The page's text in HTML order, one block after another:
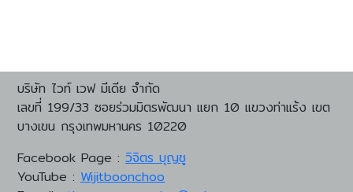
ก็ตาม จะไม่มีวิธีใด ที่ดีที่สุดและแย่ที่สุด แต่อาจจะมีวิธี ซึ่งเราทุก
คนสามารถไปถึงยังจุดหมายได้อย่างสมบูรณ์ การ
เสริม Active Sub-Woofer เข้าไปในระบบนั้น แรกเริ่มเดิมที มีผู้
ออกแบบผู้ผลิตลำโพงหลายบริษัท มีการนำเสนอ Active Sub-
ถ้วนมากยิ่งขึ้น ยกตัวอย่างให้เห็นได้ชัดเจนก็คือ
Rogers LS3/5A ที่มีการออกแบบ AB-3a ลำโพง Active
ในทุกวิธีการ ถ้าตราบใด เสียงที่ย่านความถี่ใดขาด
ไป ไม่สมจริง เราก็สามารถเติมเต็มได้ จะต้องมานั่งคิดว่า มัน
ผิดหรือถูก ไม่เหมือนคนอื่น เพื่ออะไรกัน เล่นเองก็ความสุขของ
ตนเองครับ ใครจะมาทุกข์หรือสุขแทนเราได้ หรือถ้ามัน
พอดีอยู่แล้ว ก็ไม่มีความจำเป็นต้องเสริมเข้าไปให้มันล้น หรือเกิน
จากความจริง สิ่งเหล่านี้ ต้องถามตัวเองมากกว่า
เครื่องเสียงด้วย เอาเร็ว เอาไวเข้าว่า บางคนถึงขนาด
ซื้อเครื่องเสียงโดยอนุมานเอาจากความนิยมในสื่อโซเชียล และมัก
จะเป็นผู้ที่บ่นว่าไม่ค่อยมีเวลามาฟังจริงเพื่อเลือกเครื่องเสียง
คือถ้าคุณไม่มีเวลา แล้วใครจะมีเวลาให้คุณ แล้วคุณจะ
ไม่ใช่การที่จะเอาชนะอะไรซักอย่างหนึ่ง เหมือนเกมกีฬาที่ต้องต่อสู้
กับใคร แต่สิ่งที่ต้องต่อสู้ก็คือความรู้สึกที่ถูกต้องของตัวเอง
บริษัท ไวท์ เวฟ มีเดีย จำกัด
เลขที่ 199/33 ซอยร่วมมิตรพัฒนา แยก 10 แขวงท่าแร้ง เขต
บางเขน กรุงเทพมหานคร 10220
Facebook Page : วิจิตร บุญชู
YouTube : Wijitboonchoo